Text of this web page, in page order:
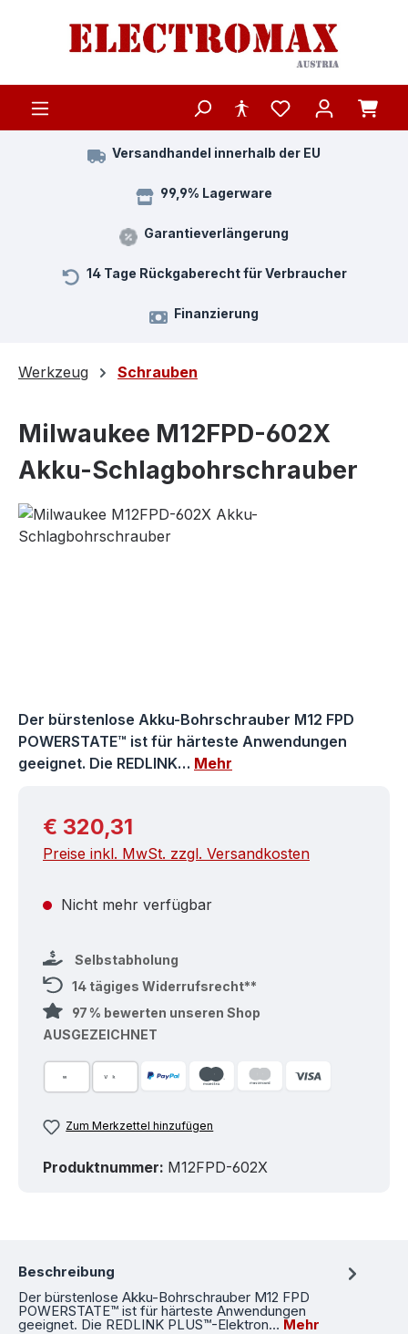
Zum Hauptinhalt springen
Versandhandel innerhalb der EU
99,9% Lagerware
Garantieverlängerung
14 Tage Rückgaberecht für Verbraucher
Finanzierung
Werkzeug Schrauben
Milwaukee M12FPD-602X
Akku-Schlagbohrschrauber
Bildergalerie überspringen
Der bürstenlose Akku-Bohrschrauber M12 FPD
POWERSTATE™ ist für härteste Anwendungen
geeignet. Die REDLINK… Mehr
Regulärer Preis:
€ 320,31
Preise inkl. MwSt. zzgl. Versandkosten
Nicht mehr verfügbar
Selbstabholung
14 tägiges Widerrufsrecht**
97 % bewerten unseren Shop
AUSGEZEICHNET
Zum Merkzettel hinzufügen
Produktnummer: M12FPD-602X
Beschreibung
Der bürstenlose Akku-Bohrschrauber M12 FPD
POWERSTATE™ ist für härteste Anwendungen
geeignet. Die REDLINK PLUS™-Elektron… Mehr